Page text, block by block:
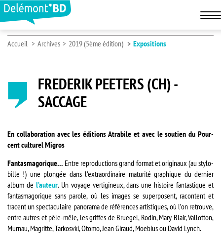
Accueil Archives 2019 (5ème édition) Expositions
FREDERIK PEETERS (CH) -
SACCAGE
En collaboration avec les éditions Atrabile et avec le soutien du Pour-
cent culturel Migros
Fantasmagorique… Entre reproductions grand format et originaux (au stylo-
bille !) une plongée dans l’extraordinaire maturité graphique du dernier
album de l’auteur. Un voyage vertigineux, dans une histoire fantastique et
fantasmagorique sans parole, où les images se superposent, racontent et
tracent un spectaculaire panorama de références artistiques, où l’on retrouve,
entre autres et pêle-mêle, les griffes de Bruegel, Rodin, Mary Blair, Vallotton,
Murnau, Magritte, Tarkosvki, Otomo, Jean Giraud, Moebius ou David Lynch.